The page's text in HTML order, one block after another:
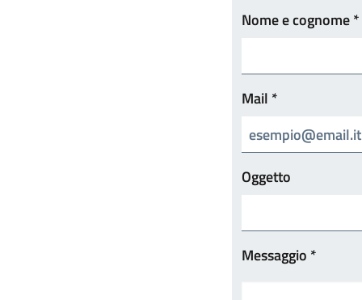
Nome e cognome *
Mail *
Oggetto
Messaggio *